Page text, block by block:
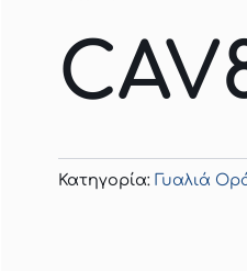
Κατηγορία: Γυαλιά